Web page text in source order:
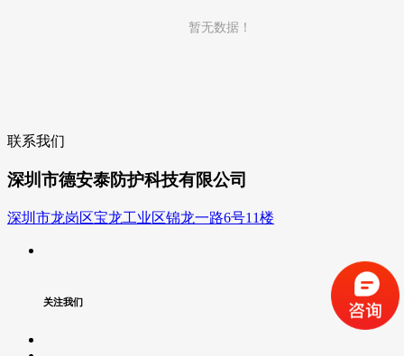
暂无数据！
联系我们
深圳市德安泰防护科技有限公司
深圳市龙岗区宝龙工业区锦龙一路6号11楼
关注我们